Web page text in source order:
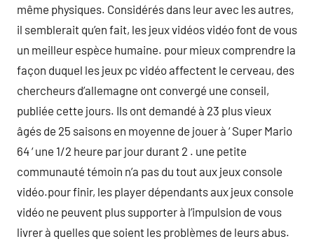
même physiques. Considérés dans leur avec les autres,
il semblerait qu’en fait, les jeux vidéos vidéo font de vous
un meilleur espèce humaine. pour mieux comprendre la
façon duquel les jeux pc vidéo affectent le cerveau, des
chercheurs d’allemagne ont convergé une conseil,
publiée cette jours. Ils ont demandé à 23 plus vieux
âgés de 25 saisons en moyenne de jouer à ‘ Super Mario
64 ‘ une 1/2 heure par jour durant 2 . une petite
communauté témoin n’a pas du tout aux jeux console
vidéo.pour finir, les player dépendants aux jeux console
vidéo ne peuvent plus supporter à l’impulsion de vous
livrer à quelles que soient les problèmes de leurs abus.